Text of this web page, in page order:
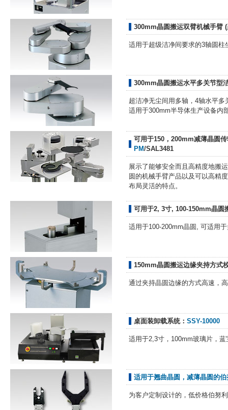
300mm晶圆搬运双臂机械手臂
适用于超级洁净间要求的3轴圆柱
300mm晶圆搬运水平多关节型
超洁净无尘间用多轴，4轴水平
适用于300mm半导体生产设备内
可用于150，200mm减薄晶圆
PM/SAL3481
展示了能够安全而且高精度地搬
圆的机械手臂产品以及可以高精
布局灵活的特点。
可用于2, 3寸, 100-150mm晶圆
适用于100-200mm晶圆, 可适用
150mm晶圆搬运边缘夹持方式
通过夹持晶圆边缘的方式高速，
桌面装卸载系统： SSY-10000
适用于2,3寸，100mm玻璃片，
适用于翘曲晶圆，减薄晶圆的
为客户定制设计的，低价格伯努